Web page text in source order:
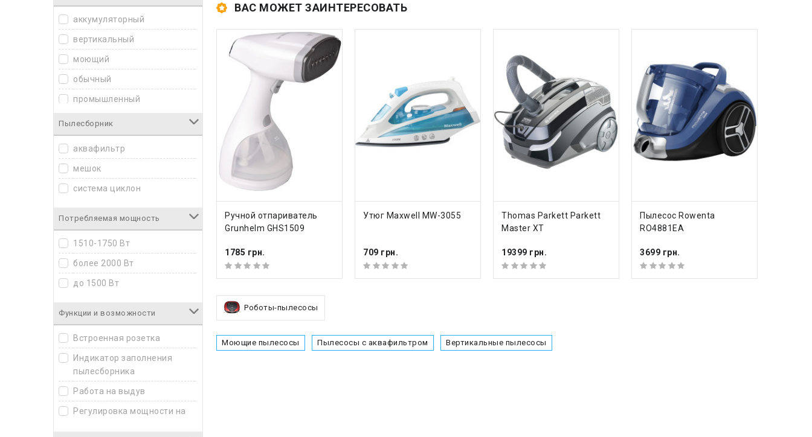
аккумуляторный
вертикальный
моющий
обычный
промышленный
Пылесборник
аквафильтр
мешок
система циклон
Потребляемая мощность
1510-1750 Вт
более 2000 Вт
до 1500 Вт
Функции и возможности
Встроенная розетка
Индикатор заполнения
пылесборника
Работа на выдув
Регулировка мощности на
ВАС МОЖЕТ ЗАИНТЕРЕСОВАТЬ
КУПИТЬ
Ручной отпариватель
Grunhelm GHS1509
1785 грн.
КУПИТЬ
Утюг Maxwell MW-3055
709 грн.
КУПИТЬ
Thomas Parkett Parkett
Master XT
19399 грн.
КУПИТЬ
Пылесос Rowenta
RO4881EA
3699 грн.
Роботы-пылесосы
Моющие пылесосы Пылесосы с аквафильтром Вертикальные пылесосы